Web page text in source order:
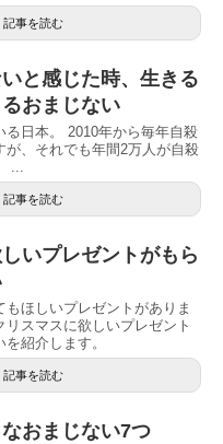
記事を読む
と感じた時、生きる
おまじない
る日本。 2010年から毎年自殺
が、それでも年間2万人が自殺
...
記事を読む
いプレゼントがもら
もほしいプレゼントがありま
スマスに欲しいプレゼント
紹介します。
記事を読む
おまじない7つ